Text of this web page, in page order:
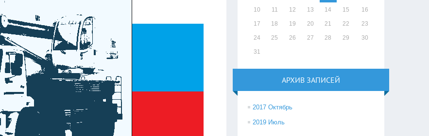
10 11 12 13 14 15 16
17 18 19 20 21 22 23
24 25 26 27 28 29 30
31
АРХИВ ЗАПИСЕЙ
2017 Октябрь
2019 Июль